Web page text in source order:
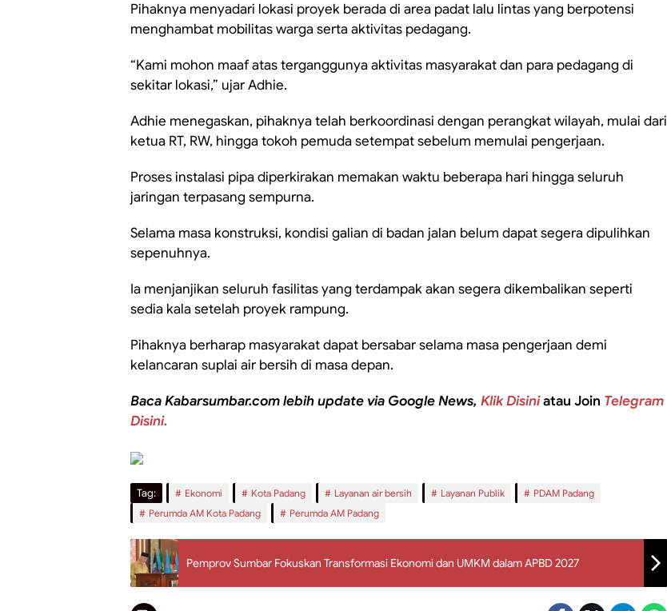
Pihaknya menyadari lokasi proyek berada di area padat lalu lintas yang berpotensi
menghambat mobilitas warga serta aktivitas pedagang.
“Kami mohon maaf atas terganggunya aktivitas masyarakat dan para pedagang di
sekitar lokasi,” ujar Adhie.
Adhie menegaskan, pihaknya telah berkoordinasi dengan perangkat wilayah, mulai dari
ketua RT, RW, hingga tokoh pemuda setempat sebelum memulai pengerjaan.
Proses instalasi pipa diperkirakan memakan waktu beberapa hari hingga seluruh
jaringan terpasang sempurna.
Selama masa konstruksi, kondisi galian di badan jalan belum dapat segera dipulihkan
sepenuhnya.
Ia menjanjikan seluruh fasilitas yang terdampak akan segera dikembalikan seperti
sedia kala setelah proyek rampung.
Pihaknya berharap masyarakat dapat bersabar selama masa pengerjaan demi
kelancaran suplai air bersih di masa depan.
Baca Kabarsumbar.com lebih update via Google News, Klik Disiniatau Join Telegram
Disini.
Tag: Ekonomi Kota Padang Layanan air bersih Layanan Publik
PDAM Padang
Perumda AM Kota Padang
Perumda AM Padang
Pemprov Sumbar Fokuskan Transformasi Ekonomi dan UMKM dalam APBD 2027